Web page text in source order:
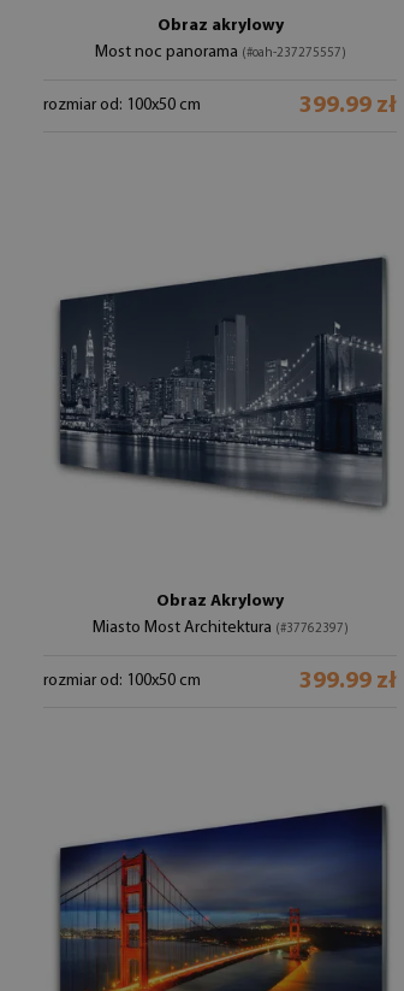
Obraz akrylowy
Most noc panorama (#oah-237275557)
rozmiar od: 100x50 cm 399.99 zł
Obraz Akrylowy
Miasto Most Architektura (#37762397)
rozmiar od: 100x50 cm 399.99 zł